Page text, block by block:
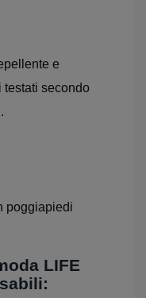
e
testati secondo
poggiapiedi
LIFE